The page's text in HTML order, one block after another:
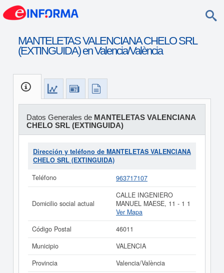
MANTELETAS VALENCIANA CHELO SRL
(EXTINGUIDA) en Valencia/València
Datos Generales de MANTELETAS VALENCIANA
CHELO SRL (EXTINGUIDA)
Dirección y teléfono de MANTELETAS VALENCIANA
CHELO SRL (EXTINGUIDA)
Teléfono
963717107
Domicilio social actual
CALLE INGENIERO
MANUEL MAESE, 11 - 1 1
Ver Mapa
Código Postal
46011
Municipio
VALENCIA
Provincia
Valencia/València